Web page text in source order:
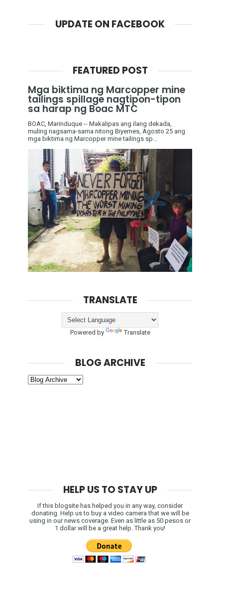
UPDATE ON FACEBOOK
FEATURED POST
Mga biktima ng Marcopper mine
tailings spillage nagtipon-tipon
sa harap ng Boac MTC
BOAC, Marinduque -- Makalipas ang ilang dekada,
muling nagsama-sama nitong Biyernes, Agosto 25 ang
mga biktima ng Marcopper mine tailings sp...
TRANSLATE
Powered by Translate
BLOG ARCHIVE
HELP US TO STAY UP
If this blogsite has helped you in any way, consider
donating. Help us to buy a video camera that we will be
using in our news coverage. Even as little as 50 pesos or
1 dollar will be a great help. Thank you!